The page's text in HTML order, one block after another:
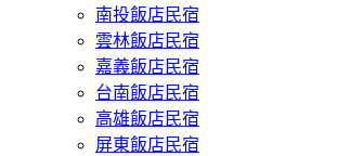
南投飯店民宿
雲林飯店民宿
嘉義飯店民宿
台南飯店民宿
高雄飯店民宿
屏東飯店民宿